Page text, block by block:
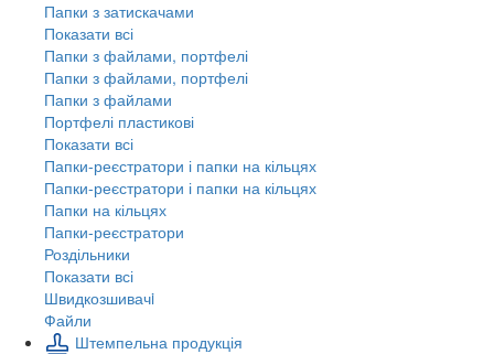
Папки з затискачами
Показати всі
Папки з файлами, портфелі
Папки з файлами, портфелі
Папки з файлами
Портфелі пластикові
Показати всі
Папки-реєстратори і папки на кільцях
Папки-реєстратори і папки на кільцях
Папки на кільцях
Папки-реєстратори
Роздільники
Показати всі
Швидкозшивачi
Файли
Штемпельна продукція